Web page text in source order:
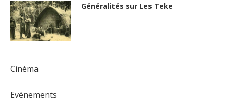
Généralités sur Les Teke
Cinéma
Evénements